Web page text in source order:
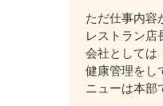
ただ仕事内容
レストラン店
会社としては
健康管理をし
ニューは本部